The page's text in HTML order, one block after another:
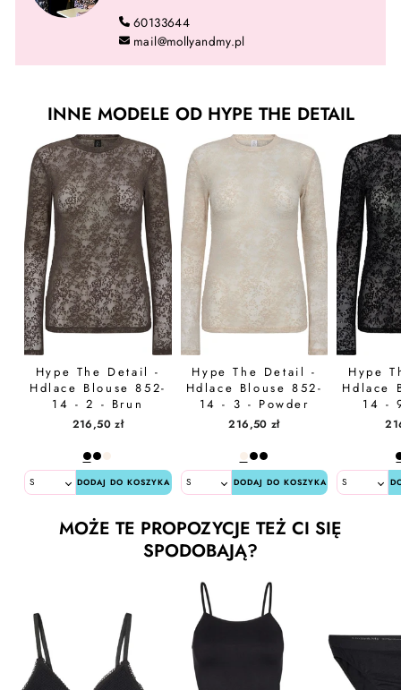
60133644
mail@mollyandmy.pl
INNE MODELE OD HYPE THE DETAIL
Hype The Detail -
Hdlace Blouse 852-
14 - 2 - Brun
216,50 zł
DODAJ DO KOSZYKA
Hype The Detail -
Hdlace Blouse 852-
14 - 3 - Powder
216,50 zł
DODAJ DO KOSZYKA
Hype
Hdlace
14 -
MOŻE TE PROPOZYCJE TEŻ CI SIĘ
SPODOBAJĄ?